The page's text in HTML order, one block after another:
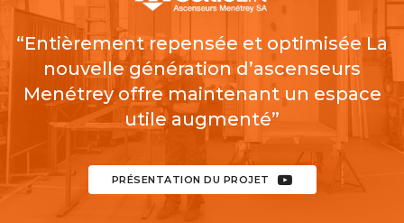
“Entièrement repensée et optimisée La
nouvelle génération d’ascenseurs
Menétrey offre maintenant un espace
utile augmenté”
PRÉSENTATION DU PROJET